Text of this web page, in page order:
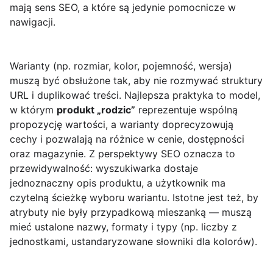
mają sens SEO, a które są jedynie pomocnicze w
nawigacji.
Warianty (np. rozmiar, kolor, pojemność, wersja)
muszą być obsłużone tak, aby nie rozmywać struktury
URL i duplikować treści. Najlepsza praktyka to model,
w którym produkt „rodzic” reprezentuje wspólną
propozycję wartości, a warianty doprecyzowują
cechy i pozwalają na różnice w cenie, dostępności
oraz magazynie. Z perspektywy SEO oznacza to
przewidywalność: wyszukiwarka dostaje
jednoznaczny opis produktu, a użytkownik ma
czytelną ścieżkę wyboru wariantu. Istotne jest też, by
atrybuty nie były przypadkową mieszanką — muszą
mieć ustalone nazwy, formaty i typy (np. liczby z
jednostkami, ustandaryzowane słowniki dla kolorów).